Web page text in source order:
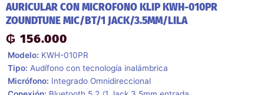
AURICULAR CON MICROFONO KLIP KWH-010PR
ZOUNDTUNE MIC/BT/1 JACK/3.5MM/LILA
₲ 156.000
 Modelo: KWH-010PR
 Tipo: Audífono con tecnología inalámbrica
 Micrófono: Integrado Omnidireccional